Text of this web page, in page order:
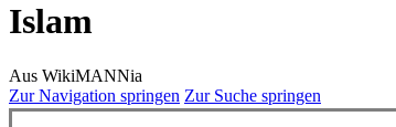
Islam
Aus WikiMANNia
Zur Navigation springen Zur Suche springen